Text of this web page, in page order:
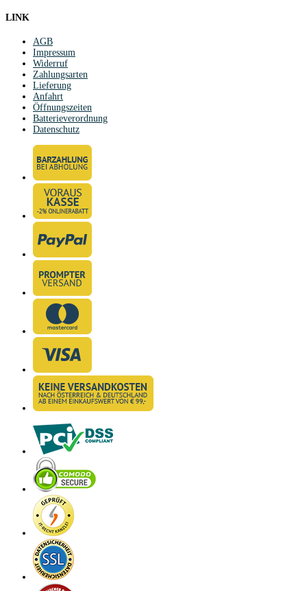
LINK
AGB
Impressum
Widerruf
Zahlungsarten
Lieferung
Anfahrt
Öffnungszeiten
Batterieverordnung
Datenschutz